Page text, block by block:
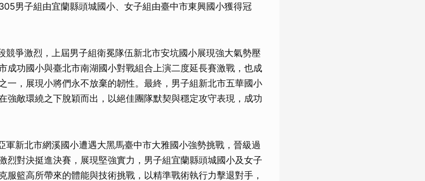
男子組由宜蘭縣頭城國小、女子組由臺中市東興國小獲得冠
競爭激烈，上屆男子組衛冕隊伍新北市安坑國小展現強大氣勢壓
成功國小與臺北市南湖國小對戰組合上演二度延長賽激戰，也成
一，展現小將們永不放棄的韌性。最終，男子組新北市五華國小
強敵環繞之下脫穎而出，以絕佳團隊默契與穩定攻守表現，成功
軍新北市網溪國小遭遇大黑馬臺中市大雅國小強勢挑戰，晉級過
烈對決挺進決賽，展現堅強實力，男子組宜蘭縣頭城國小及女子
服籃高所帶來的體能與技術挑戰，以精準戰術執行力擊退對手，